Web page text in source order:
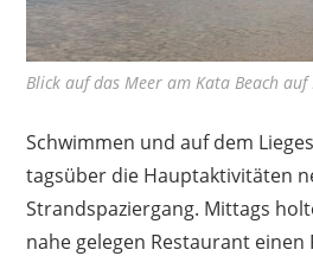
Blick auf das Meer am Kata Beach auf
Schwimmen und auf dem
tagsüber die Hauptaktivitäten
Strandspaziergang. Mittags
nahe gelegen Restaurant einen